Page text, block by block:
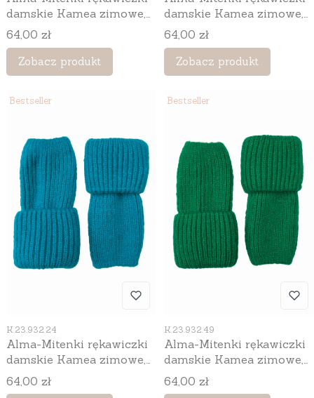
damskie Kamea zimowe,
bez palców, kolor różowy
Cena
64,00 zł
Zobacz produkt
damskie Kamea zimowe,
bez palców, kolor szary
Cena
64,00 zł
Zobacz produkt
Bestseller
Kod produktu
K.23.932.24
Alma-Mitenki rękawiczki
damskie Kamea zimowe,
bez palców, kolor
turkusowy
Cena
64,00 zł
Bestseller
Kod produktu
K.23.932.49
Alma-Mitenki rękawiczki
damskie Kamea zimowe,
bez palców, kolor zielony
Cena
64,00 zł